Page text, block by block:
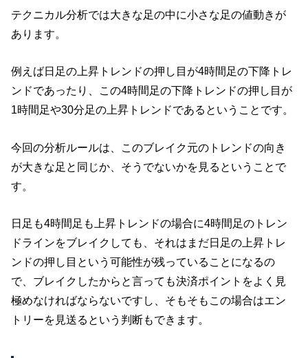
テクニカル分析では大きな足の中に小さな足の値動きが
あります。
例えば日足の上昇トレンドの押し目が4時間足の下降トレ
ンドであったり、この4時間足の下降トレンドの押し目が
1時間足や30分足の上昇トレンドであるということです。
今回の分析ルールは、このブレイク元のトレンドの向き
が大きな足と同じか、そうでないかを見るということで
す。
日足も4時間足も上昇トレンドの場合に4時間足のトレン
ドラインをブレイクしても、それはまだ日足の上昇トレ
ンドの押し目という可能性が残っていることになるの
で、ブレイクしたからと言っても決済ポイントをよく見
極めなければならないですし、そもそもこの場合はエン
トリーを見送るという判断もできます。